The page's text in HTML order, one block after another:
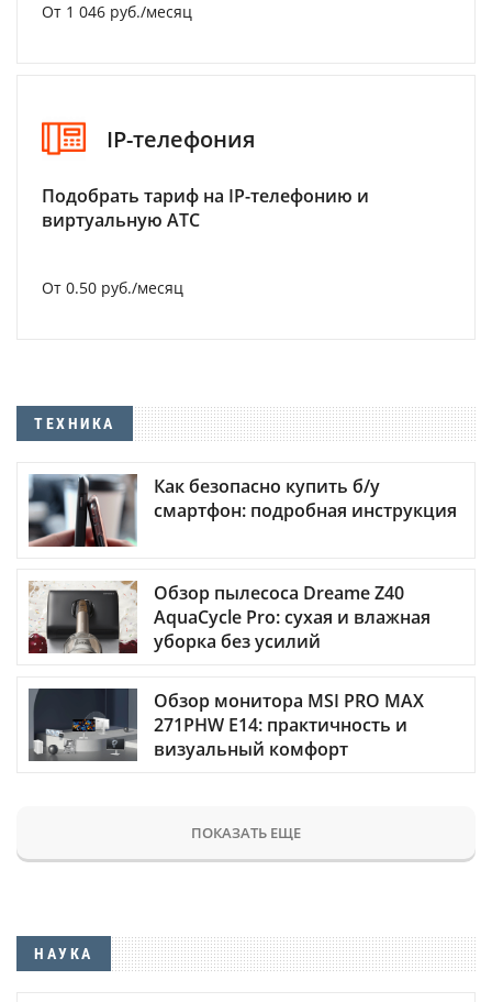
От 1 046 руб./месяц
IP-телефония
Подобрать тариф на IP-телефонию и
виртуальную АТС
От 0.50 руб./месяц
ТЕХНИКА
Как безопасно купить б/у
смартфон: подробная инструкция
Обзор пылесоса Dreame Z40
AquaCycle Pro: сухая и влажная
уборка без усилий
Обзор монитора MSI PRO MAX
271PHW E14: практичность и
визуальный комфорт
ПОКАЗАТЬ ЕЩЕ
НАУКА